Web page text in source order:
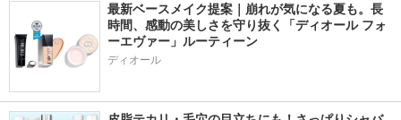
最新ベースメイク提案｜崩れが気になる夏も。長
時間、感動の美しさを守り抜く「ディオール フォ
ーエヴァー」ルーティーン
ディオール